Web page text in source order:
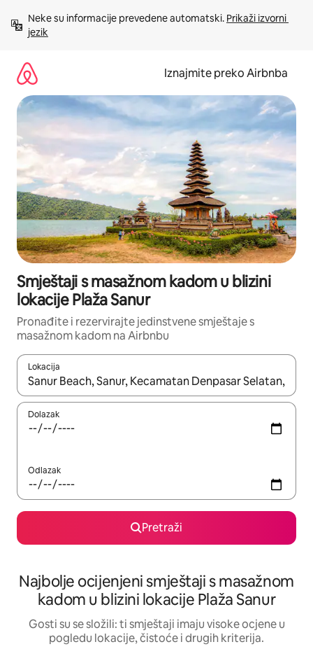
sadržaj
Neke su informacije prevedene automatski. Prikaži izvorni
jezik
Iznajmite preko Airbnba
Smještaji s masažnom kadom u blizini
lokacije Plaža Sanur
Pronađite i rezervirajte jedinstvene smještaje s
masažnom kadom na Airbnbu
Lokacija
Kada budu dostupni rezultati, moći ćete ih pregledati
Dolazak
Odlazak
Pretraži
Najbolje ocijenjeni smještaji s masažnom
kadom u blizini lokacije Plaža Sanur
Gosti su se složili: ti smještaji imaju visoke ocjene u
pogledu lokacije, čistoće i drugih kriterija.